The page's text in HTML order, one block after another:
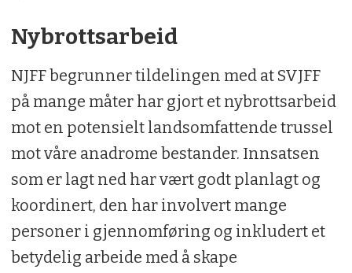
Nybrottsarbeid
NJFF begrunner tildelingen med at SVJFF
på mange måter har gjort et nybrottsarbeid
mot en potensielt landsomfattende trussel
mot våre anadrome bestander. Innsatsen
som er lagt ned har vært godt planlagt og
koordinert, den har involvert mange
personer i gjennomføring og inkludert et
betydelig arbeide med å skape